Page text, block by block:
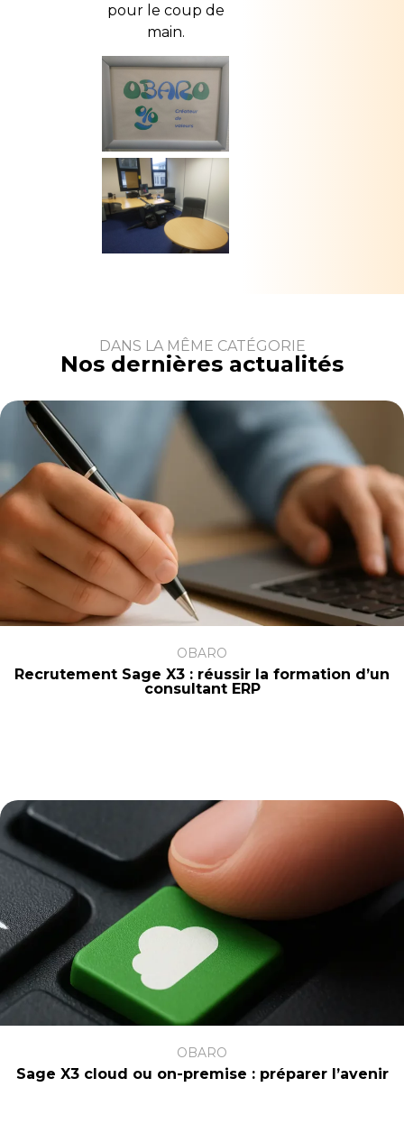
pour le coup de
main.
DANS LA MÊME CATÉGORIE
Nos dernières actualités
OBARO
Recrutement Sage X3 : réussir la formation d’un
consultant ERP
OBARO
Sage X3 cloud ou on-premise : préparer l’avenir